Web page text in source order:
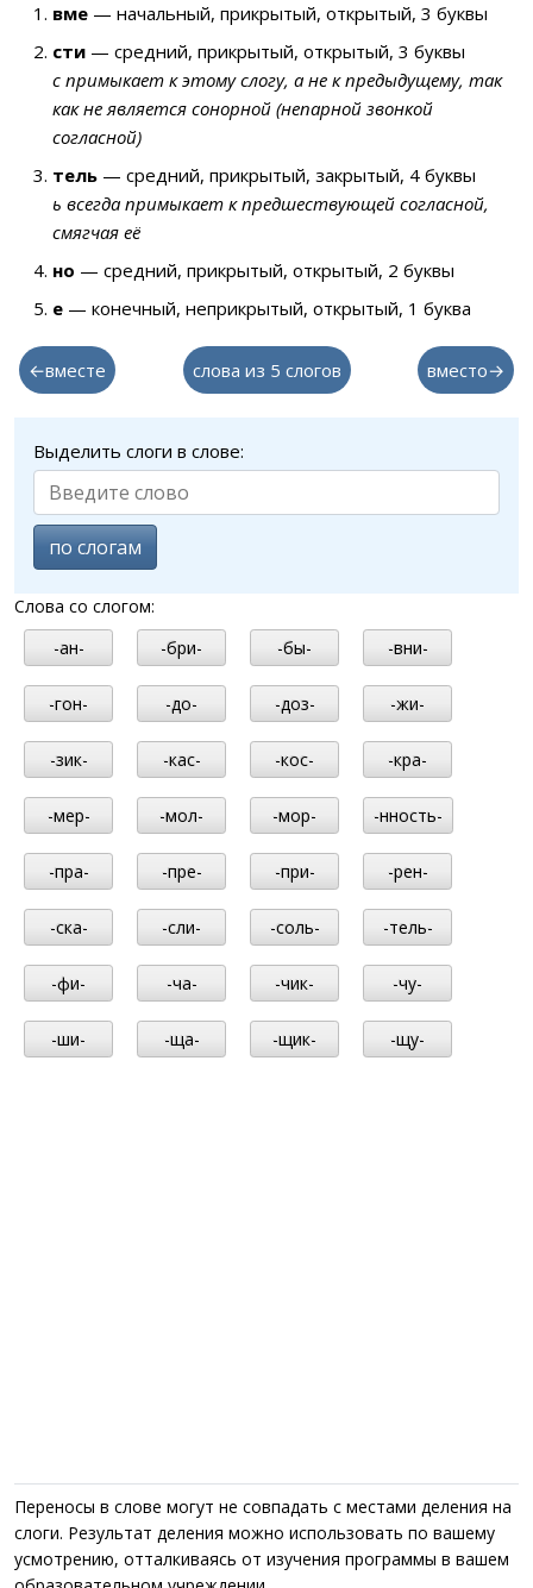
вме — начальный, прикрытый, открытый, 3 буквы
сти — средний, прикрытый, открытый, 3 буквы
с примыкает к этому слогу, а не к предыдущему, так
как не является сонорной (непарной звонкой
согласной)
тель — средний, прикрытый, закрытый, 4 буквы
ь всегда примыкает к предшествующей согласной,
смягчая её
но — средний, прикрытый, открытый, 2 буквы
е — конечный, неприкрытый, открытый, 1 буква
←вместе слова из 5 слогов вместо→
Выделить слоги в слове:
по слогам
Слова со слогом:
-ан-
-бри- -бы- -вни-
-гон- -до- -доз- -жи-
-зик- -кас- -кос- -кра-
-мер- -мол- -мор- -нность-
-пра- -пре- -при- -рен-
-ска- -сли- -соль- -тель-
-фи- -ча- -чик- -чу-
-ши- -ща- -щик- -щу-
Переносы в слове могут не совпадать с местами деления на
слоги. Результат деления можно использовать по вашему
усмотрению, отталкиваясь от изучения программы в вашем